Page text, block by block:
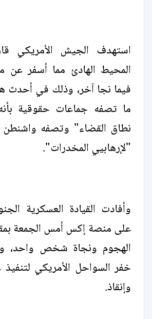
استهدف الجيش الأمريكي
المحيط الهادئ ​مما أسفر
فيما نجا آخر، ‌وذلك في
ما تصفه جماعات حقوقية
نطاق القضاء" وتصفه واشنطن
"لإرهابيي المخدرات".
وأفادت ​القيادة العسكرية
على منصة إكس أمس الجمعة
الهجوم ونجاة شخص واحد،
خفر السواحل الأمريكي
وإنقاذ.